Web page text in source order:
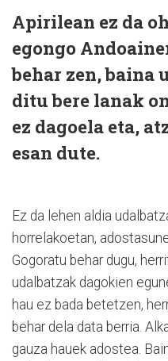
Apirilean ez da
egongo
behar zen, baina
ditu bere lanak
ez dagoela eta,
esan dute.
Ez da lehen aldia
horrelakoetan,
Gogoratu behar dugu,
udalbatzak dagokien
hau ez bada betetzen,
behar dela data berria.
gauza hauek adostea.